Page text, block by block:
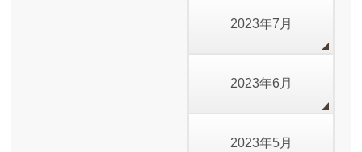
2023年7月
2023年6月
2023年5月